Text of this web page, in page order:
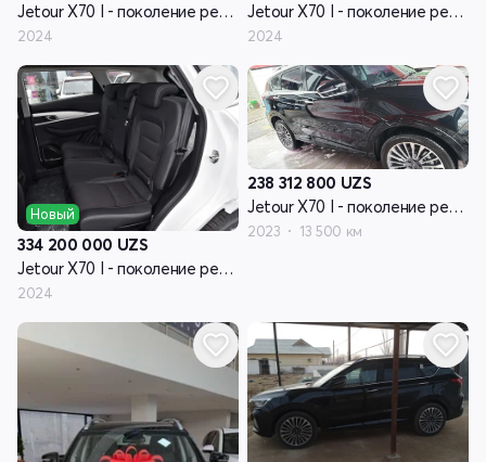
Jetour X70 I - поколение рестайлинг
2024
Jetour X70 I - поколение рестайлинг
2024
Новый
334 200 000 UZS
Jetour X70 I - поколение рестайлинг
2024
238 312 800 UZS
Jetour X70 I - поколение рестайлинг
2023 13 500 км